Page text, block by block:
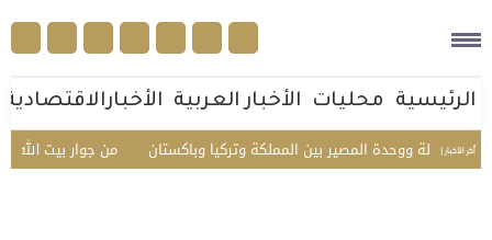
الرئيسية محليات الأخبار العربية الأخبارالاقتصادية
أخر الأخبار | من جوار بيت الله الحرام.. ووحدة المصير بين المملكة وتركيا وباكستان